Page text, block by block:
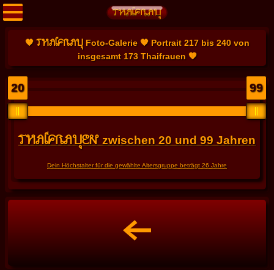
🧡 THAIFRAUFoto-Galerie 🧡 Portrait 217 bis 240 von
insgesamt 173 Thaifrauen 🧡
20 99
THAIFRAUENzwischen 20 und 99 Jahren
Dein Höchstalter für die gewählte Altersgruppe beträgt 26 Jahre